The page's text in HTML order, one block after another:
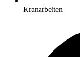
Kranarbeiten